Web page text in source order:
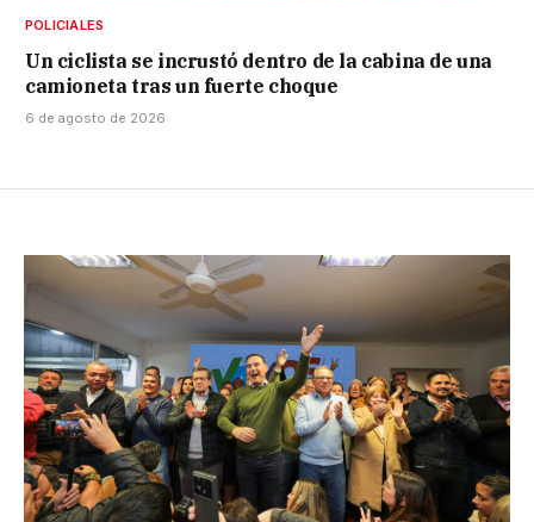
POLICIALES
Un ciclista se incrustó dentro de la cabina de una
camioneta tras un fuerte choque
6 de agosto de 2026